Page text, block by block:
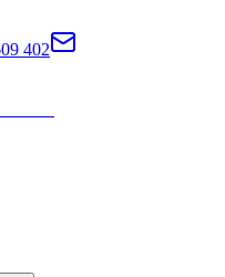
402